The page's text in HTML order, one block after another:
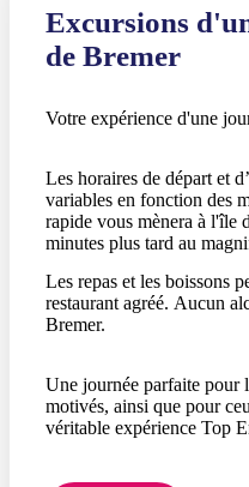
Excursions
de Bremer
Votre expérience d'une
Les horaires de départ et
variables en fonction des
rapide vous mènera à l'île
minutes plus tard au
Les repas et les boissons
restaurant agréé. Aucun
Bremer.
Une journée parfaite pour
motivés, ainsi que pour
véritable expérience Top